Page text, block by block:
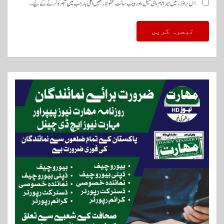
اس براؤزر میں میرا نام، ای میل، اور ویب سائٹ محفوظ رکھیں اگلی بار جب میں تبصرہ کرنے کےلیے۔